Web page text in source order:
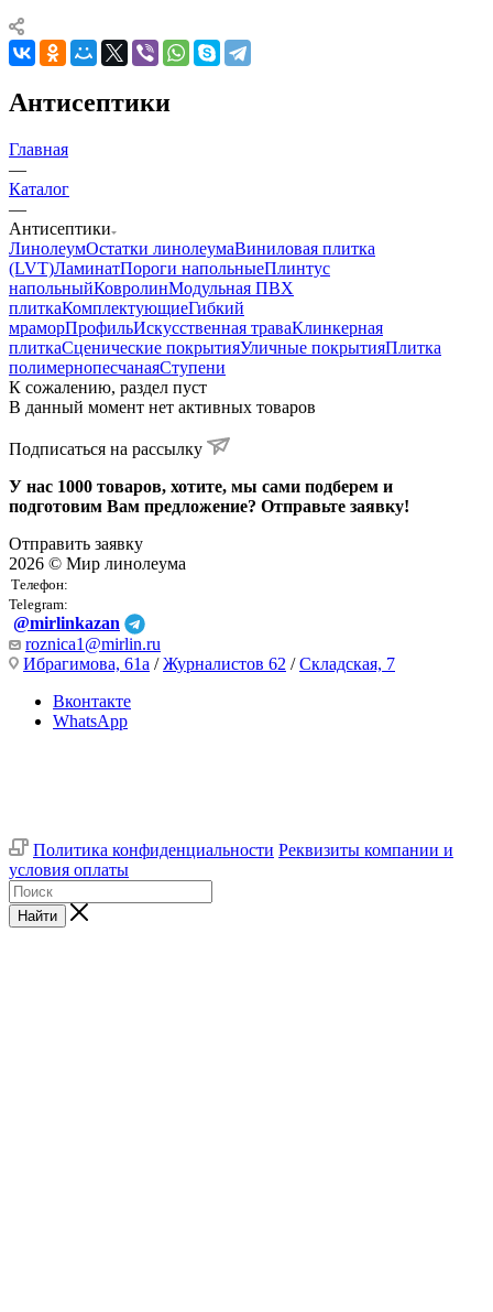
Антисептики
Главная
—
Каталог
—
Антисептики
ЛинолеумОстатки линолеумаВиниловая плитка
(LVT)ЛаминатПороги напольныеПлинтус
напольныйКовролинМодульная ПВХ
плиткаКомплектующиеГибкий
мраморПрофильИскусственная траваКлинкерная
плиткаСценические покрытияУличные покрытияПлитка
полимернопесчанаяСтупени
К сожалению, раздел пуст
В данный момент нет активных товаров
Подписаться на рассылку
У нас 1000 товаров, хотите, мы сами подберем и
подготовим Вам предложение? Отправьте заявку!
Отправить заявку
2026 © Мир линолеума
Телефон:
Telegram:
@mirlinkazan
roznica1@mirlin.ru
Ибрагимова, 61а /Журналистов 62 /Складская, 7
Вконтакте
WhatsApp
Политика конфиденциальности Реквизиты компании и
условия оплаты
Найти